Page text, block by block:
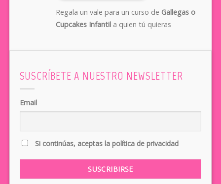
Regala un vale para un curso de Gallegas o
Cupcakes Infantila quien tú quieras
SUSCRÍBETE A NUESTRO NEWSLETTER
Email
Si continúas, aceptas la política de privacidad